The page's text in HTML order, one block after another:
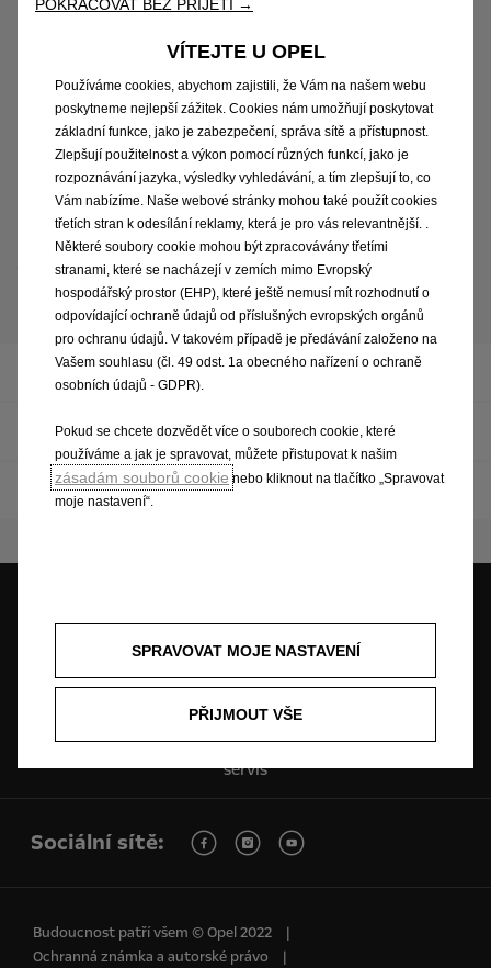
Apple CarPlay je registrovaná ochranná známka Apple Inc., Android Auto
je registrovaná ochranná známka Google Inc. Kompatibilní aplikace
najdete nawww.apple.com/cz/ios/carplaynebo www.android.com/auto
Navigační a infozábavní systémy
Multimediální a infozábavní systémy
Rádia a infozábavní systémy
Cenová nabídka Testovací jízda Skladové vozy
Ceníky a katalogy
Objednat se na
servis
Sociální sítě:
Budoucnost patří všem © Opel 2022
Ochranná známka a autorské právo
POKRAČOVAT BEZ PŘIJETÍ →
VÍTEJTE U OPEL
Používáme cookies, abychom zajistili, že Vám na našem webu
poskytneme nejlepší zážitek. Cookies nám umožňují poskytovat
základní funkce, jako je zabezpečení, správa sítě a přístupnost.
Zlepšují použitelnost a výkon pomocí různých funkcí, jako je
rozpoznávání jazyka, výsledky vyhledávání, a tím zlepšují to, co
Vám nabízíme. Naše webové stránky mohou také použít cookies
třetích stran k odesílání reklamy, která je pro vás relevantnější. .
Některé soubory cookie mohou být zpracovávány třetími
stranami, které se nacházejí v zemích mimo Evropský
hospodářský prostor (EHP), které ještě nemusí mít rozhodnutí o
odpovídající ochraně údajů od příslušných evropských orgánů
pro ochranu údajů. V takovém případě je předávání založeno na
Vašem souhlasu (čl. 49 odst. 1a obecného nařízení o ochraně
osobních údajů - GDPR).
Pokud se chcete dozvědět více o souborech cookie, které
používáme a jak je spravovat, můžete přistupovat k našim
zásadám souborů cookie nebo kliknout na tlačítko „Spravovat
moje nastavení“.
SPRAVOVAT MOJE NASTAVENÍ
PŘIJMOUT VŠE